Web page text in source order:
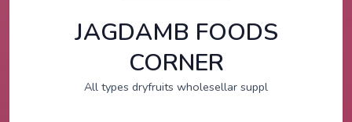
JAGDAMB FOODS
CORNER
All types dryfruits wholesellar suppl